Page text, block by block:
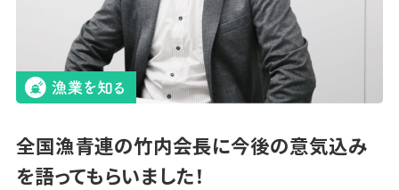
全国漁青連の竹内会長に今後の意気込み
を語ってもらいました！